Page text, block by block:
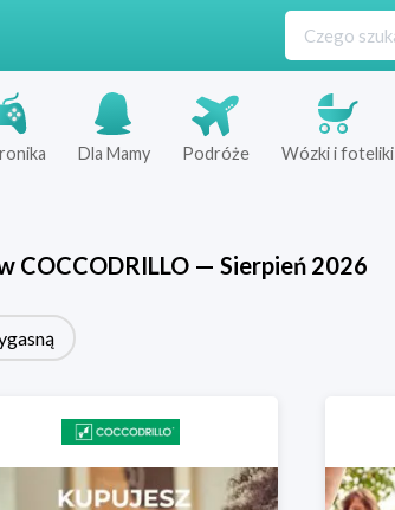
Dla Mamy Podróże Wózki i foteliki
COCCODRILLO— Sierpień 2026